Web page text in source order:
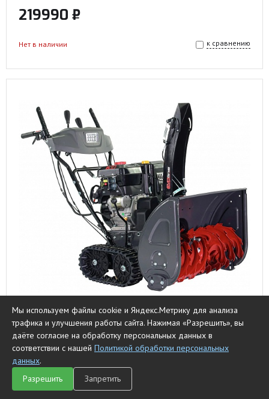
219990 ₽
к сравнению
Нет в наличии
Снегоуборщик бензиновый EVOline SBG 760 TE
225990 ₽
Нет в наличии
Главная Каталог Чат
Мы используем файлы cookie и Яндекс.Метрику для анализа
трафика и улучшения работы сайта. Нажимая «Разрешить», вы
даёте согласие на обработку персональных данных в
соответствии с нашей Политикой обработки персональных
данных.
Разрешить
Запретить